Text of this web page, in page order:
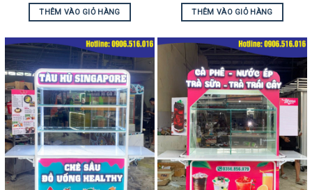
THÊM VÀO GIỎ HÀNG THÊM VÀO GIỎ HÀNG